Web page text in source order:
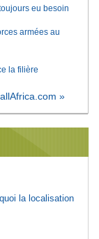
eu besoin
armées au
la filière
»
la localisation